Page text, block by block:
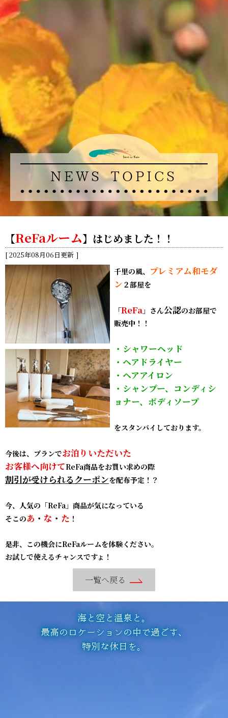
NEWS TOPICS
【ReFaルーム】はじめました！！
2025年08月06日更新
千里の風、 プレミアム和モダ
ン ２部屋を
「ReFa 」さん公認のお部屋で
販売中！！
・シャワーヘッド
・ヘアドライヤー
・ヘアアイロン
・シャンプー、コンディシ
ョナー、ボディソープ
をスタンバイしております。
今後は、プランでお泊りいただいた
お客様へ向けてReFa商品をお買い求めの際
割引が受けられるクーポンを配布予定！？
今、人気の「ReFa」商品が気になっている
そこのあ ・ な ・ た ！
是非、この機会にReFaルームを体験ください。
お試しで使えるチャンスですょ！
一覧へ戻る
海と空と温泉と。
最高のロケーションの中で過ごす、
特別な休日を。